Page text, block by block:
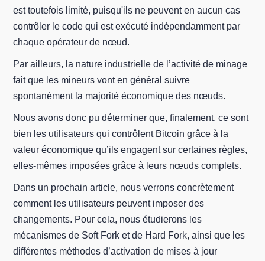
est toutefois limité, puisqu'ils ne peuvent en aucun cas
contrôler le code qui est exécuté indépendamment par
chaque opérateur de nœud.
Par ailleurs, la nature industrielle de l’activité de minage
fait que les mineurs vont en général suivre
spontanément la majorité économique des nœuds.
Nous avons donc pu déterminer que, finalement, ce sont
bien les utilisateurs qui contrôlent Bitcoin grâce à la
valeur économique qu’ils engagent sur certaines règles,
elles-mêmes imposées grâce à leurs nœuds complets.
Dans un prochain article, nous verrons concrètement
comment les utilisateurs peuvent imposer des
changements. Pour cela, nous étudierons les
mécanismes de Soft Fork et de Hard Fork, ainsi que les
différentes méthodes d’activation de mises à jour